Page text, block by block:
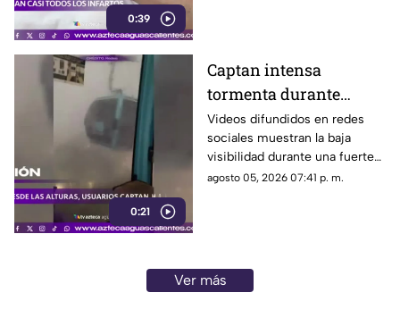
0:39
0:21
Captan intensa
tormenta durante
recorrido del Cablebús
en CDMX
Videos difundidos en redes
sociales muestran la baja
visibilidad durante una fuerte
lluvia registrada en la Ciudad
agosto 05, 2026 07:41 p. m.
Ver más